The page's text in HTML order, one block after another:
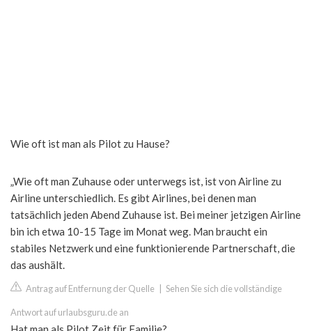
Wie oft ist man als Pilot zu Hause?
„Wie oft man Zuhause oder unterwegs ist, ist von Airline zu
Airline unterschiedlich. Es gibt Airlines, bei denen man
tatsächlich jeden Abend Zuhause ist. Bei meiner jetzigen Airline
bin ich etwa 10-15 Tage im Monat weg. Man braucht ein
stabiles Netzwerk und eine funktionierende Partnerschaft, die
das aushält.
Antrag auf Entfernung der Quelle Sehen Sie sich die vollständige
Antwort auf urlaubsguru.de an